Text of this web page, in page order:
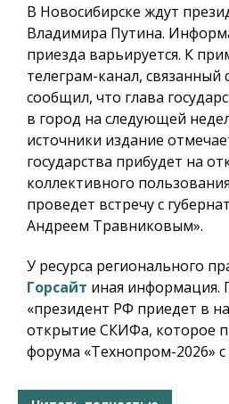
В Новосибирске ждут
Владимира Путина.
приезда варьируется. К
телеграм-канал, связанный
сообщил, что глава
в город на следующей
источники издание
государства прибудет на
коллективного
проведет встречу с
Андреем Травниковым».
У ресурса регионального
Горсайт иная информация.
«президент РФ приедет в
открытие СКИФа, которое
форума «Технопром-2026» с